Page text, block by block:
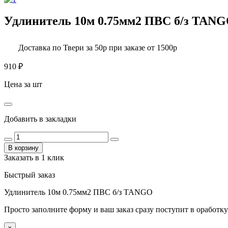
Удлинитель 10м 0.75мм2 ПВС б/з
Доставка по Твери за 50р при заказе от 1500р
910 ₽
Цена за шт
Добавить в закладки
В корзину
Заказать в 1 клик
Быстрый заказ
Удлинитель 10м 0.75мм2 ПВС б/з TANGO
Просто заполните форму и ваш заказ сразу поступит в